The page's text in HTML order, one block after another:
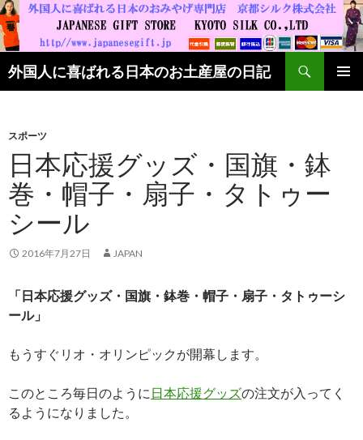
外国人に喜ばれる日本のお土産屋の日記
検索
スポーツ
日本応援グッズ・国旗・鉢
巻・帽子・扇子・タトゥー
シール
2016年7月27日 JAPAN
「日本応援グッズ・国旗・鉢巻・帽子・扇子・タトゥーシ
ール」
もうすぐリオ・オリンピックが開幕します。
このところ毎日のように 日本応援グッズの注文が入ってく
るようになりました。